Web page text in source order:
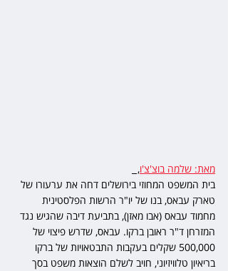
מאת: שלמה בוצ'צ'ו,
בית המשפט המחוזי בירושלים דחה את ערעורו של
טארק עבאס, בנו של יו"ר הרשות הפלסטינית
מחמוד עבאס (אבו מאזן), בתביעת דיבה שהגיש נגד
המזרחן ד"ר ראובן ברקו. עבאס, שדרש פיצוי של
500,000 שקלים בעקבות התבטאויות של ברקו
בריאיון טלוויזיוני, חויב לשלם הוצאות משפט בסך